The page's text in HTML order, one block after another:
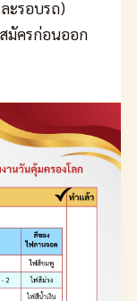
ะรอบรถ)
มัครก่อนออก